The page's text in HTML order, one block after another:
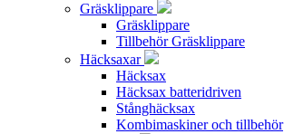
Gräsklippare
Gräsklippare
Tillbehör Gräsklippare
Häcksaxar
Häcksax
Häcksax batteridriven
Stånghäcksax
Kombimaskiner och tillbehör